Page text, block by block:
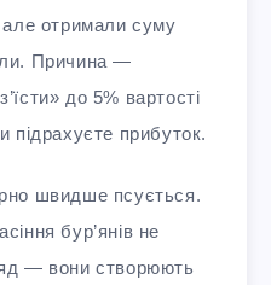
але отримали суму
Причина —
до 5% вартості
прибуток.
швидше псується.
бур’янів не
— вони створюють